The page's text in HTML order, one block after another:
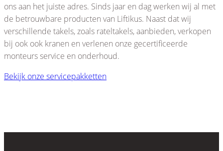
ons aan het juiste adres. Sinds jaar en dag werken wij al met
de betrouwbare producten van Liftikus. Naast dat wij
verschillende takels, zoals rateltakels, aanbieden, verkopen
bij ook ook kranen en verlenen onze gecertificeerde
monteurs service en onderhoud.
Bekijk onze servicepakketten